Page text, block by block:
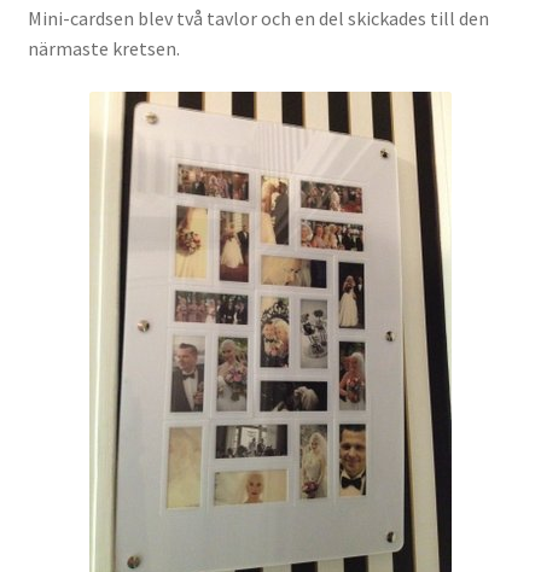
Mini-cardsen blev två tavlor och en del skickades till den
närmaste kretsen.